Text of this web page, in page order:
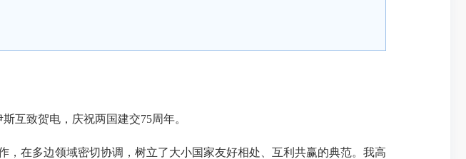
致贺电，庆祝两国建交75周年。
在多边领域密切协调，树立了大小国家友好相处、互利共赢的典范。我高